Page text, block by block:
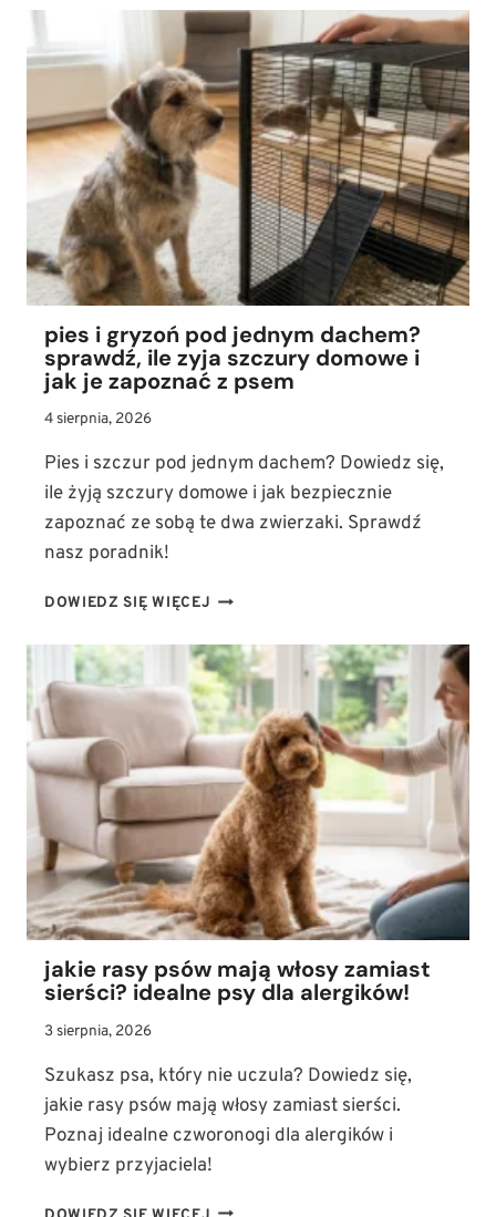
A
DIETA:
POWINIEN
JEŚĆ
PIES?
(TABELA
I
ZASADY
ŻYWIENIA
BARF)
pies i gryzoń pod jednym dachem?
sprawdź, ile zyja szczury domowe i
jak je zapoznać z psem
4 sierpnia, 2026
Pies i szczur pod jednym dachem? Dowiedz się,
ile żyją szczury domowe i jak bezpiecznie
zapoznać ze sobą te dwa zwierzaki. Sprawdź
nasz poradnik!
DOWIEDZ SIĘ WIĘCEJ PIES
GRYZOŃ
POD
JEDNYM
DACHEM?
SPRAWDŹ,
ILE
ZYJA
SZCZURY
DOMOWE
I
JAK
JE
ZAPOZNAĆ
PSEM
jakie rasy psów mają włosy zamiast
sierści? idealne psy dla alergików!
3 sierpnia, 2026
Szukasz psa, który nie uczula? Dowiedz się,
jakie rasy psów mają włosy zamiast sierści.
Poznaj idealne czworonogi dla alergików i
wybierz przyjaciela!
JAKIE